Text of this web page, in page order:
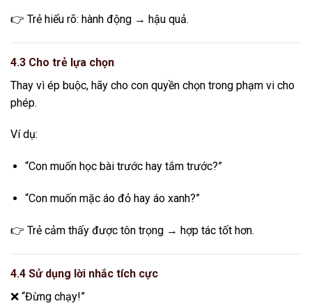
👉 Trẻ hiểu rõ: hành động → hậu quả.
4.3 Cho trẻ lựa chọn
Thay vì ép buộc, hãy cho con quyền chọn trong phạm vi cho
phép.
Ví dụ:
“Con muốn học bài trước hay tắm trước?”
“Con muốn mặc áo đỏ hay áo xanh?”
👉 Trẻ cảm thấy được tôn trọng → hợp tác tốt hơn.
4.4 Sử dụng lời nhắc tích cực
❌ “Đừng chạy!”